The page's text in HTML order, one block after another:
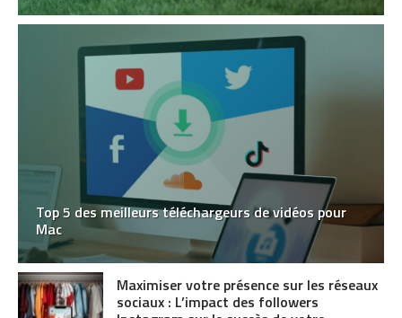
Top 5 des meilleurs téléchargeurs de vidéos pour
Mac
Maximiser votre présence sur les réseaux
sociaux : L’impact des followers